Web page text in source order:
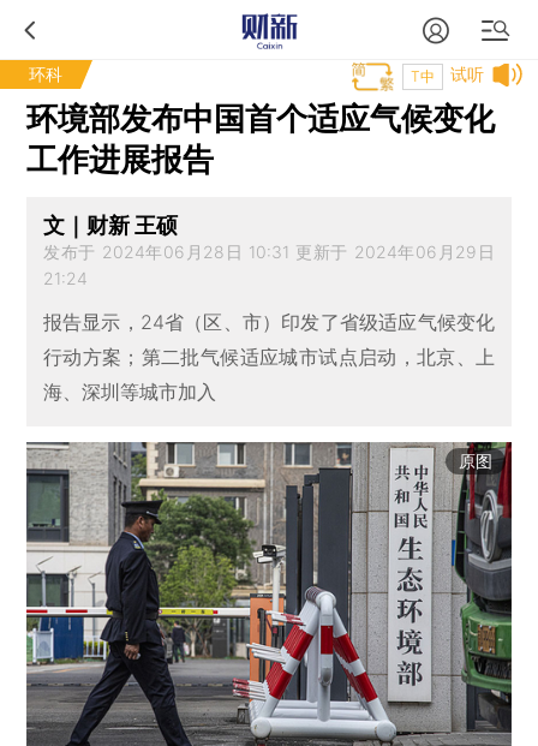
环科 试听
T中
环境部发布中国首个适应气候变化
工作进展报告
文｜财新 王硕
发布于 2024年06月28日 10:31 更新于 2024年06月29日
21:24
报告显示，24省（区、市）印发了省级适应气候变化
行动方案；第二批气候适应城市试点启动，北京、上
海、深圳等城市加入
原图